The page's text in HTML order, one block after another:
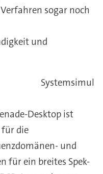
sogar noch
und
Systemsimul
Desktop ist
für die
und
für ein breites Spek-